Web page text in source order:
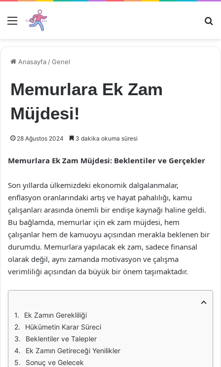
Menü
Anasayfa /Genel
Memurlara Ek Zam
Müjdesi!
28 Ağustos 2024 3 dakika okuma süresi
Memurlara Ek Zam Müjdesi: Beklentiler ve Gerçekler
Son yıllarda ülkemizdeki ekonomik dalgalanmalar,
enflasyon oranlarındaki artış ve hayat pahalılığı, kamu
çalışanları arasında önemli bir endişe kaynağı haline geldi.
Bu bağlamda, memurlar için ek zam müjdesi, hem
çalışanlar hem de kamuoyu açısından merakla beklenen bir
durumdu. Memurlara yapılacak ek zam, sadece finansal
olarak değil, aynı zamanda motivasyon ve çalışma
verimliliği açısından da büyük bir önem taşımaktadır.
Ek Zamın Gerekliliği
Hükümetin Karar Süreci
Beklentiler ve Talepler
Ek Zamın Getireceği Yenilikler
Sonuç ve Gelecek